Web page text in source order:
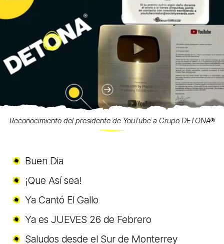
Reconocimiento del presidente de YouTube a Grupo DETONA®
Buen Dia
¡Que Así sea!
Ya Cantó El Gallo
Ya es JUEVES 26 de Febrero
Saludos desde el Sur de Monterrey